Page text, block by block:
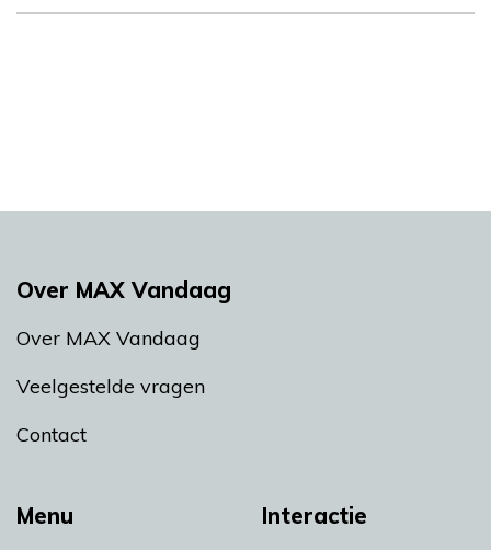
Menu Interactie
Over MAX Vandaag
Over MAX Vandaag
Veelgestelde vragen
Contact